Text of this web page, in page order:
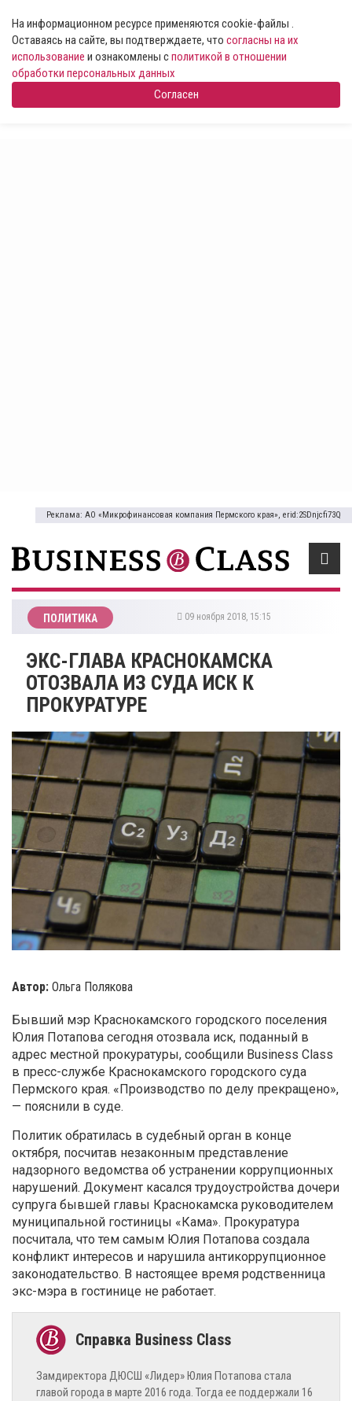
На информационном ресурсе применяются cookie-файлы .
Оставаясь на сайте, вы подтверждаете, что согласны на их
использование и ознакомлены сполитикой в отношении
обработки персональных данных
Согласен
Реклама: АО «Микрофинансовая компания Пермского края», erid:2SDnjcfi73Q
ПОЛИТИКА 09 ноября 2018, 15:15
ЭКС-ГЛАВА КРАСНОКАМСКА
ОТОЗВАЛА ИЗ СУДА ИСК К
ПРОКУРАТУРЕ
Автор: Ольга Полякова
Бывший мэр Краснокамского городского поселения
Юлия Потапова сегодня отозвала иск, поданный в
адрес местной прокуратуры, сообщили Business Class
в пресс-службе Краснокамского городского суда
Пермского края. «Производство по делу прекращено»,
— пояснили в суде.
Политик обратилась в судебный орган в конце
октября, посчитав незаконным представление
надзорного ведомства об устранении коррупционных
нарушений. Документ касался трудоустройства дочери
супруга бывшей главы Краснокамска руководителем
муниципальной гостиницы «Кама». Прокуратура
посчитала, что тем самым Юлия Потапова создала
конфликт интересов и нарушила антикоррупционное
законодательство. В настоящее время родственница
экс-мэра в гостинице не работает.
Замдиректора ДЮСШ «Лидер» Юлия Потапова стала
главой города в марте 2016 года. Тогда ее поддержали 16